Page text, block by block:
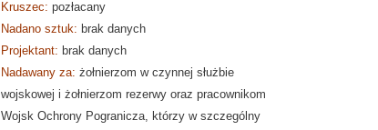
Kruszec: pozłacany
Nadano sztuk: brak danych
Projektant: brak danych
Nadawany za: żołnierzom w czynnej służbie
wojskowej i żołnierzom rezerwy oraz pracownikom
Wojsk Ochrony Pogranicza, którzy w szczególny